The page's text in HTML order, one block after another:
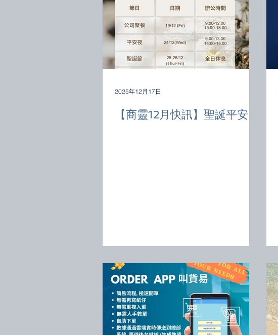
【商靈12月快訊】聖誕平安 !
2025年12月17日